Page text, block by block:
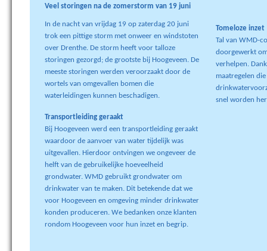
Veel storingen na de zomerstorm van 19 juni
In de nacht van vrijdag 19 op zaterdag 20 juni
trok een pittige storm met onweer en windstoten
over Drenthe. De storm heeft voor talloze
storingen gezorgd; de grootste bij Hoogeveen. De
meeste storingen werden veroorzaakt door de
wortels van omgevallen bomen die
waterleidingen kunnen beschadigen.
Transportleiding geraakt
Bij Hoogeveen werd een transportleiding geraakt
waardoor de aanvoer van water tijdelijk was
uitgevallen. Hierdoor ontvingen we ongeveer de
helft van de gebruikelijke hoeveelheid
grondwater. WMD gebruikt grondwater om
drinkwater van te maken. Dit betekende dat we
voor Hoogeveen en omgeving minder drinkwater
konden produceren. We bedanken onze klanten
rondom Hoogeveen voor hun inzet en begrip.
Tomeloze inzet
Tal van WMD-
doorgewerkt
verhelpen.
maatregelen
snel worden